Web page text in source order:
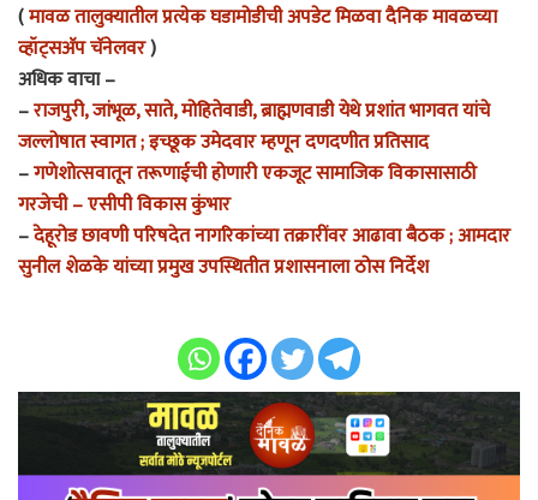
(मावळ तालुक्यातील प्रत्येक घडामोडीची अपडेट मिळवा दैनिक मावळच्या
व्हॉट्सअ‍ॅप चॅनेलवर)
अधिक वाचा –
–राजपुरी, जांभूळ, साते, मोहितेवाडी, ब्राह्मणवाडी येथे प्रशांत भागवत यांचे
जल्लोषात स्वागत ; इच्छूक उमेदवार म्हणून दणदणीत प्रतिसाद
–गणेशोत्सवातून तरूणाईची होणारी एकजूट सामाजिक विकासासाठी
गरजेची – एसीपी विकास कुंभार
–देहूरोड छावणी परिषदेत नागरिकांच्या तक्रारींवर आढावा बैठक ; आमदार
सुनील शेळके यांच्या प्रमुख उपस्थितीत प्रशासनाला ठोस निर्देश